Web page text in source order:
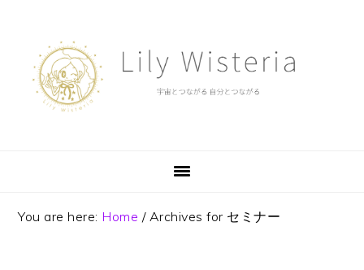
primary
navigation
content
You are here: Home /Archives for セミナー